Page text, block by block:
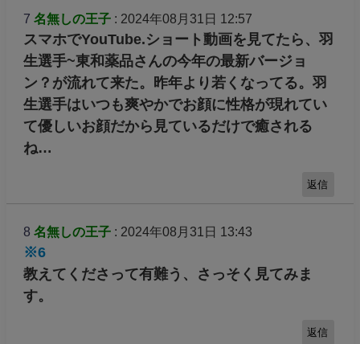
7 名無しの王子: 2024年08月31日 12:57
スマホでYouTube.ショート動画を見てたら、羽
生選手~東和薬品さんの今年の最新バージョ
ン？が流れて来た。昨年より若くなってる。羽
生選手はいつも爽やかでお顔に性格が現れてい
て優しいお顔だから見ているだけで癒される
ね…
返信
8 名無しの王子: 2024年08月31日 13:43
※6
教えてくださって有難う、さっそく見てみま
す。
返信